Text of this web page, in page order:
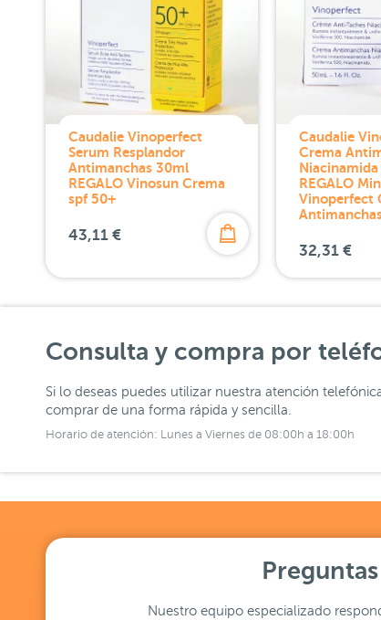
Caudalie Vinoperfect
Serum Resplandor
Antimanchas 30ml
REGALO Vinosun Crema
spf 50+
43,11 €
Caudalie
Crema
REGALO
Vinoperfect
32,31 €
Consulta y compra por
Si lo deseas puedes utilizar nuestra atención
comprar de una forma rápida y sencilla.
Horario de atención: Lunes a Viernes de 08:00h a 18:00h
Preguntas
Nuestro equipo especializado